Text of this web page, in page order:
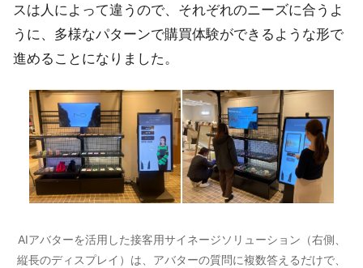
スは人によって違うので、それぞれのニーズに合うよ
うに、多様なパターンで購買体験ができるような形で
進めることになりました。
AIアバターを活用した接客用サイネージソリューション（右側、
縦長のディスプレイ）は、アバターの質問に複数答えるだけで、